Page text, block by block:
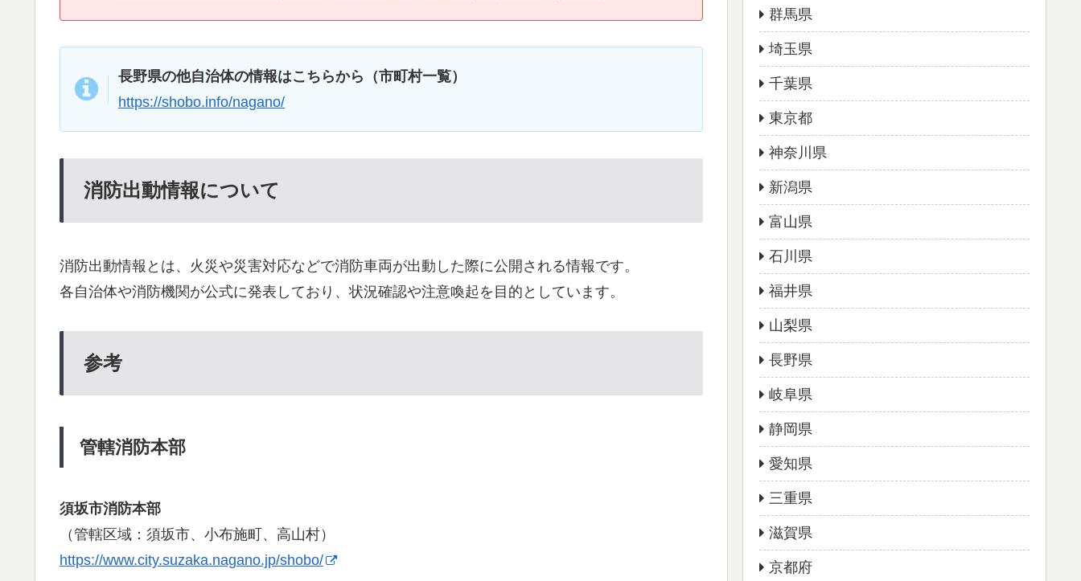
長野県の他自治体の情報はこちらから（市町村一覧）
https://shobo.info/nagano/
消防出動情報について
消防出動情報とは、火災や災害対応などで消防車両が出動した際に公開される情報です。
各自治体や消防機関が公式に発表しており、状況確認や注意喚起を目的としています。
参考
管轄消防本部
須坂市消防本部
（管轄区域：須坂市、小布施町、高山村）
https://www.city.suzaka.nagano.jp/shobo/
群馬県
埼玉県
千葉県
東京都
神奈川県
新潟県
富山県
石川県
福井県
山梨県
長野県
岐阜県
静岡県
愛知県
三重県
滋賀県
京都府